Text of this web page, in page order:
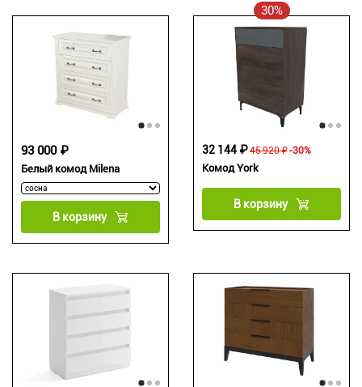
Белый комод Milena
93 000 ₽
В корзину
30%
Комод York
45 920 ₽
32 144 ₽ -30%
В корзину